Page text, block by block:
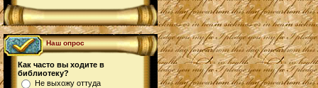
Наш опрос
Как часто вы ходите в
библиотеку?
Не выхожу оттуда